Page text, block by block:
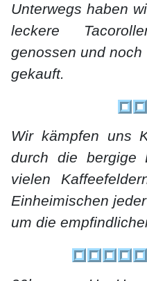
Unterwegs haben
leckere
genossen und
gekauft.
Wir kämpfen uns
durch die bergige
vielen
Einheimischen
um die